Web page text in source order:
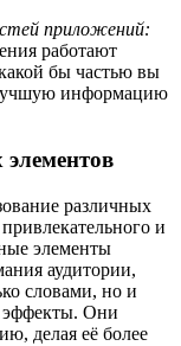
приложений:
работают
бы частью вы
информацию
различных
и
элементы
аудитории,
словами, но и
эффекты. Они
делая её более